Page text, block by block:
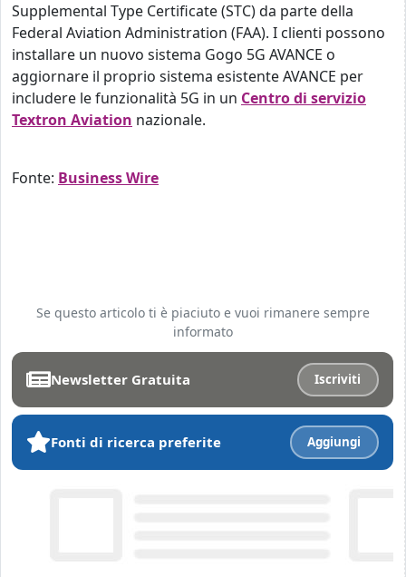
Supplemental Type Certificate (STC) da parte della
Federal Aviation Administration (FAA). I clienti possono
installare un nuovo sistema Gogo 5G AVANCE o
aggiornare il proprio sistema esistente AVANCE per
includere le funzionalità 5G in un Centro di servizio
Textron Aviation nazionale.
Fonte: Business Wire
Se questo articolo ti è piaciuto e vuoi rimanere sempre
informato
Newsletter Gratuita Iscriviti
Fonti di ricerca preferite Aggiungi